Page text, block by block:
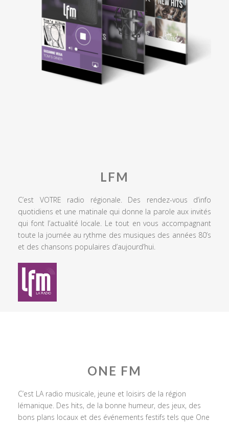
LFM
C’est VOTRE radio régionale. Des rendez-vous d’info
quotidiens et une matinale qui donne la parole aux invités
qui font l’actualité locale. Le tout en vous accompagnant
toute la journée au rythme des musiques des années 80’s
et des chansons populaires d’aujourd’hui.
ONE FM
C’est LA radio musicale, jeune et loisirs de la région
lémanique. Des hits, de la bonne humeur, des jeux, des
bons plans locaux et des événements festifs tels que One